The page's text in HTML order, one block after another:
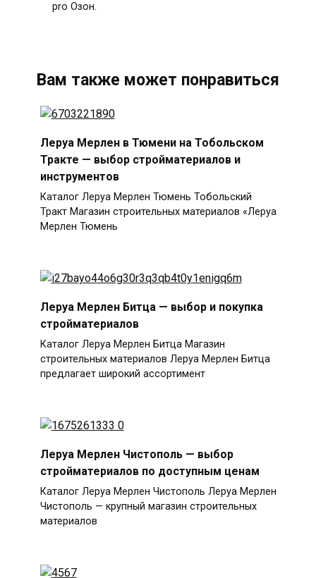
pro Озон.
Вам также может понравиться
Леруа Мерлен в Тюмени на Тобольском
Тракте — выбор стройматериалов и
инструментов
Каталог Леруа Мерлен Тюмень Тобольский
Тракт Магазин строительных материалов «Леруа
Мерлен Тюмень
Леруа Мерлен Битца — выбор и покупка
стройматериалов
Каталог Леруа Мерлен Битца Магазин
строительных материалов Леруа Мерлен Битца
предлагает широкий ассортимент
Леруа Мерлен Чистополь — выбор
стройматериалов по доступным ценам
Каталог Леруа Мерлен Чистополь Леруа Мерлен
Чистополь — крупный магазин строительных
материалов